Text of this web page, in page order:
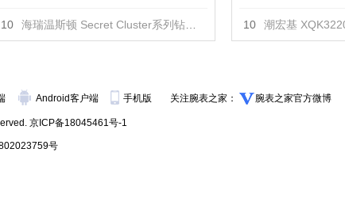
10 海瑞温斯顿 Secret Cluster系列钻石手链 手镯 10 潮宏基
Android客户端 手机版 关注腕表之家： 腕表之家官方微博
京ICP备18045461号-1
号